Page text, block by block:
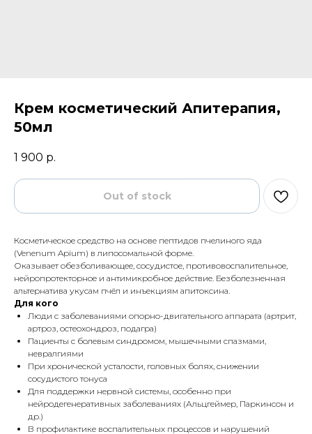
Крем косметический Апитерапия,
50мл
1 900 р.
Out of stock
Косметическое средство на основе пептидов пчелиного яда
(Venenum Apium) в липосомальной форме.
Оказывает обезболивающее, сосудистое, противовоспалительное,
нейропротекторное и антимикробное действие. Безболезненная
альтернатива укусам пчёл и инъекциям апитоксина.
Для кого
Люди с заболеваниями опорно-двигательного аппарата (артрит,
артроз, остеохондроз, подагра)
Пациенты с болевым синдромом, мышечными спазмами,
невралгиями
При хронической усталости, головных болях, снижении
сосудистого тонуса
Для поддержки нервной системы, особенно при
нейродегенеративных заболеваниях (Альцгеймер, Паркинсон и
др.)
В профилактике воспалительных процессов и нарушений